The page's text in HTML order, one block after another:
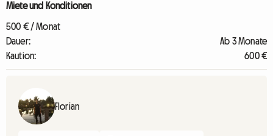
Miete und Konditionen
500 € / Monat
Dauer:
Ab 3 Monate
Kaution:
600 €
Florian